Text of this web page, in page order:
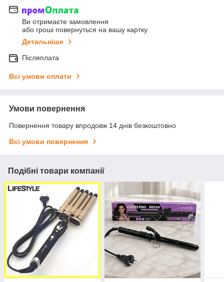
Ви отримаєте замовлення
або гроші повернуться на вашу картку
Детальніше
Післяплата
Всі умови оплати
Умови повернення
Повернення товару впродовж 14 днів безкоштовно
Всі умови повернення
Подібні товари компанії